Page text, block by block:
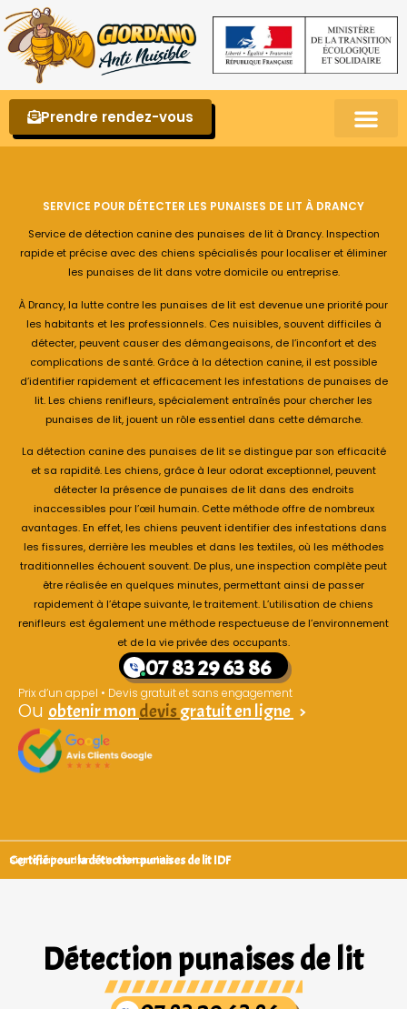
Prendre rendez-vous
SERVICE POUR DÉTECTER LES PUNAISES DE LIT À DRANCY
Service de détection canine des punaises de lit à Drancy. Inspection
rapide et précise avec des chiens spécialisés pour localiser et éliminer
les punaises de lit dans votre domicile ou entreprise.
À Drancy, la lutte contre les punaises de lit est devenue une priorité pour
les habitants et les professionnels. Ces nuisibles, souvent difficiles à
détecter, peuvent causer des démangeaisons, de l’inconfort et des
complications de santé. Grâce à la détection canine, il est possible
d’identifier rapidement et efficacement les infestations de punaises de
lit. Les chiens renifleurs, spécialement entraînés pour chercher les
punaises de lit, jouent un rôle essentiel dans cette démarche.
La détection canine des punaises de lit se distingue par son efficacité
et sa rapidité. Les chiens, grâce à leur odorat exceptionnel, peuvent
détecter la présence de punaises de lit dans des endroits
inaccessibles pour l’œil humain. Cette méthode offre de nombreux
avantages. En effet, les chiens peuvent identifier des infestations dans
les fissures, derrière les meubles et dans les textiles, où les méthodes
traditionnelles échouent souvent. De plus, une inspection complète peut
être réalisée en quelques minutes, permettant ainsi de passer
rapidement à l’étape suivante, le traitement. L’utilisation de chiens
renifleurs est également une méthode respectueuse de l’environnement
et de la vie privée des occupants.
07 83 29 63 86
Prix d’un appel • Devis gratuit et sans engagement
Ou obtenir mon devis gratuit en ligne >
Certifié pour la détection punaises de lit IDF
Signataires d’une charte qualité
Détection punaises de lit